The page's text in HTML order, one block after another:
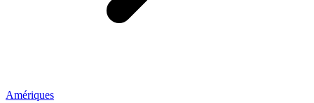
Amériques